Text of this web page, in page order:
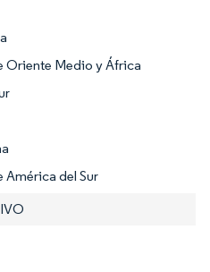
Oriente Medio y África
América del Sur